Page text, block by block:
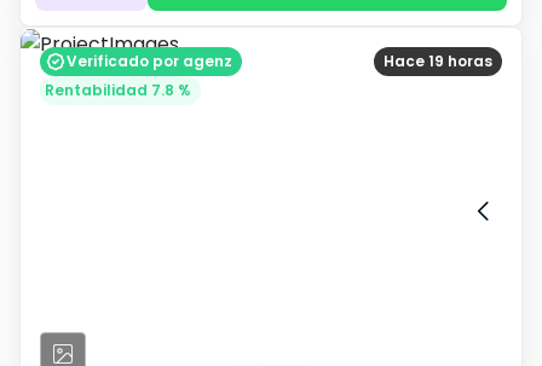
Hace 19 horas
Verificado por agenz
Rentabilidad 7.8 %